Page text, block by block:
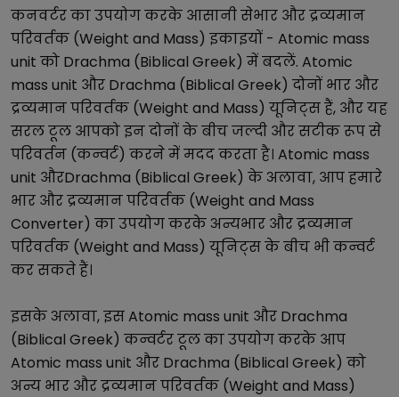
कनवर्टर का उपयोग करके आसानी सेभार और द्रव्यमान
परिवर्तक (Weight and Mass) इकाइयों - Atomic mass
unit को Drachma (Biblical Greek) में बदलें. Atomic
mass unit और Drachma (Biblical Greek) दोनों भार और
द्रव्यमान परिवर्तक (Weight and Mass) यूनिट्स हैं, और यह
सरल टूल आपको इन दोनों के बीच जल्दी और सटीक रूप से
परिवर्तन (कन्वर्ट) करने में मदद करता है। Atomic mass
unit औरDrachma (Biblical Greek) के अलावा, आप हमारे
भार और द्रव्यमान परिवर्तक (Weight and Mass
Converter) का उपयोग करके अन्यभार और द्रव्यमान
परिवर्तक (Weight and Mass) यूनिट्स के बीच भी कन्वर्ट
कर सकते हैं।
इसके अलावा, इसAtomic mass unit और Drachma
(Biblical Greek) कन्वर्टर टूल का उपयोग करके आप
Atomic mass unit और Drachma (Biblical Greek) को
अन्य भार और द्रव्यमान परिवर्तक (Weight and Mass)